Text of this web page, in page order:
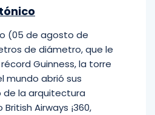
(05 de agosto de
de diámetro, que le
Guinness, la torre
mundo abrió sus
de la arquitectura
Airways ¡360,